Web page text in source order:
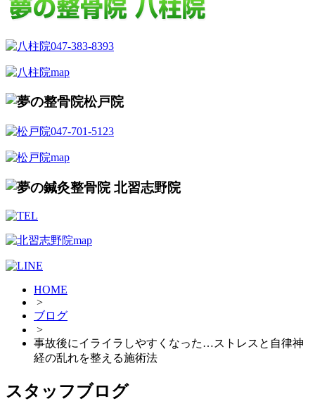
HOME
>
ブログ
>
事故後にイライラしやすくなった…ストレスと自律神
経の乱れを整える施術法
スタッフブログ